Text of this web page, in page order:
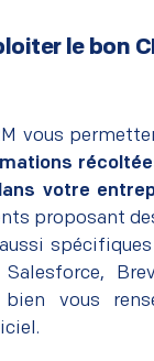
le bon
vous
votre
proposant
spécifiques
vous